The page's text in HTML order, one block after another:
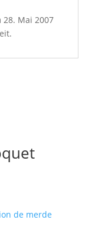
Mai 2007